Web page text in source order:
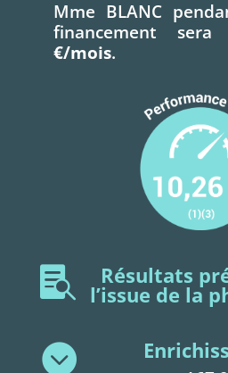
Mme BLANC
financement sera
€/mois.
 Résultats
l’issue de la
